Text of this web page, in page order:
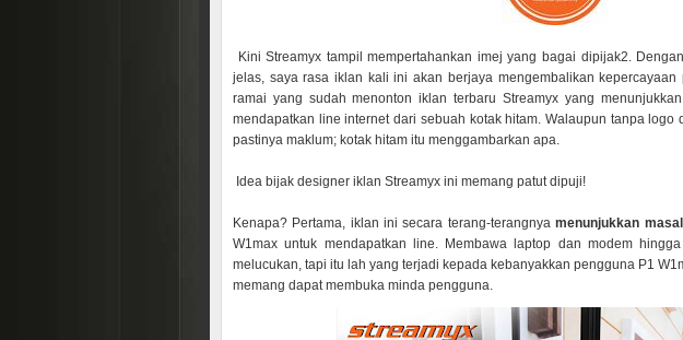
Kini Streamyx tampil mempertahankan imej yang bagai dipijak2.
jelas, saya rasa iklan kali ini akan berjaya mengembalikan kepercayaan
ramai yang sudah menonton iklan terbaru Streamyx yang
mendapatkan line internet dari sebuah kotak hitam. Walaupun tanpa logo
pastinya maklum; kotak hitam itu menggambarkan apa.
Idea bijak designer iklan Streamyx ini memang patut dipuji!
Kenapa? Pertama, iklan ini secara terang-terangnyamenunjukkan
W1max untuk mendapatkan line. Membawa laptop dan modem
melucukan, tapi itu lah yang terjadi kepada kebanyakkan pengguna P1
memang dapat membuka minda pengguna.